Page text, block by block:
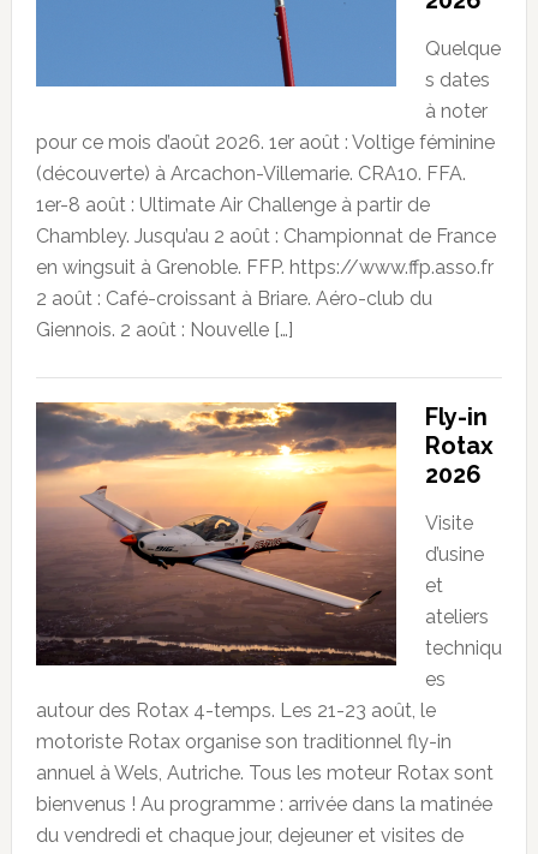
Quelque
s dates
à noter
pour ce mois d’août 2026. 1er août : Voltige féminine
(découverte) à Arcachon-Villemarie. CRA10. FFA.
1er-8 août : Ultimate Air Challenge à partir de
Chambley. Jusqu’au 2 août : Championnat de France
en wingsuit à Grenoble. FFP. https://www.ffp.asso.fr
2 août : Café-croissant à Briare. Aéro-club du
Giennois. 2 août : Nouvelle […]
Fly-in
Rotax
2026
Visite
d’usine
et
ateliers
techniqu
es
autour des Rotax 4-temps. Les 21-23 août, le
motoriste Rotax organise son traditionnel fly-in
annuel à Wels, Autriche. Tous les moteur Rotax sont
bienvenus ! Au programme : arrivée dans la matinée
du vendredi et chaque jour, dejeuner et visites de